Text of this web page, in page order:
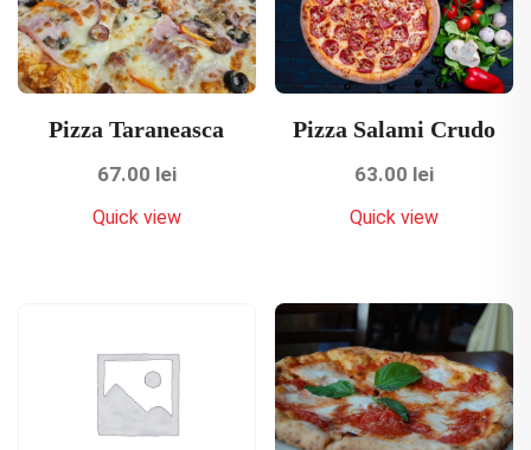
Pizza Taraneasca
67.00 lei
Quick view
Pizza Salami Crudo
63.00 lei
Quick view